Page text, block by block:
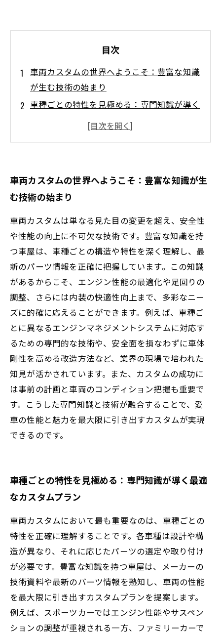
目次
車両カスタムの世界へようこそ：豊富な知識
が生む技術の始まり
車種ごとの特性を見極める：専門知識が導く
最適なカスタムプラン
るカスタムの真髄
成功するカスタムのポイントとは？施工後の
快適性と満足度の追求
車屋が支えるカスタム技術の全体像：知識と
技術の融合で生まれる価値
愛車の魅力を最大化するために：豊富な知識
が届ける未来のカスタム技術
車両カスタムの世界へようこそ：豊富な知識が生
む技術の始まり
車両カスタムは単なる見た目の変更を超え、安全性
や性能の向上に不可欠な技術です。豊富な知識を持
つ車屋は、車種ごとの構造や特性を深く理解し、最
新のパーツ情報を正確に把握しています。この知識
があるからこそ、エンジン性能の最適化や足回りの
調整、さらには内装の快適性向上まで、多彩なニー
ズに的確に応えることができます。例えば、車種ご
とに異なるエンジンマネジメントシステムに対応す
るための専門的な技術や、安全面を損なわずに車体
剛性を高める改造方法など、業界の現場で培われた
知見が活かされています。また、カスタムの成功に
は事前の計画と車両のコンディション把握も重要で
す。こうした専門知識と技術が融合することで、愛
車の性能と魅力を最大限に引き出すカスタムが実現
できるのです。
車種ごとの特性を見極める：専門知識が導く最適
なカスタムプラン
車両カスタムにおいて最も重要なのは、車種ごとの
特性を正確に理解することです。各車種は設計や構
造が異なり、それに応じたパーツの選定や取り付け
が必要です。豊富な知識を持つ車屋は、メーカーの
技術資料や最新のパーツ情報を熟知し、車両の性能
を最大限に引き出すカスタムプランを提案します。
例えば、スポーツカーではエンジン性能やサスペン
ションの調整が重視される一方、ファミリーカーで